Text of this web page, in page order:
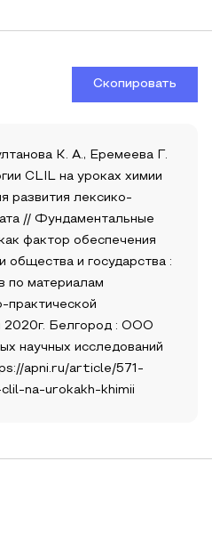
Скопировать
К. А., Еремеева Г.
CLIL на уроках химии
развития лексико-
// Фундаментальные
фактор обеспечения
общества и государства :
по материалам
практической
2020г. Белгород : ООО
научных исследований
apni.ru/article/571-
na-urokakh-khimii